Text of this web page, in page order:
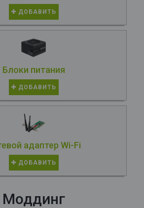
ДОБАВИТЬ
Блоки питания
ДОБАВИТЬ
адаптер Wi-Fi
ДОБАВИТЬ
Моддинг